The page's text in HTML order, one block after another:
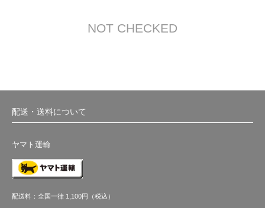
NOT CHECKED
配送・送料について
ヤマト運輸
配送料：全国一律 1,100円（税込）